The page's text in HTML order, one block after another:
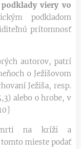
viery vo
podkladom
prítomnosť
autorov, patrí
o Ježišovom
Ježiša, resp.
alebo o hrobe, v
na kríži a
mieste podať